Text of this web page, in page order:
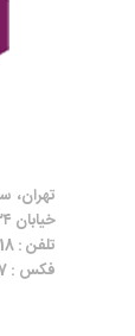
تهران،
خیابان ۳۴ ام، پلاک ۷۶، واحد ۱۴
تلفن : 22149618 – 021
فکس : 22149657 – 021